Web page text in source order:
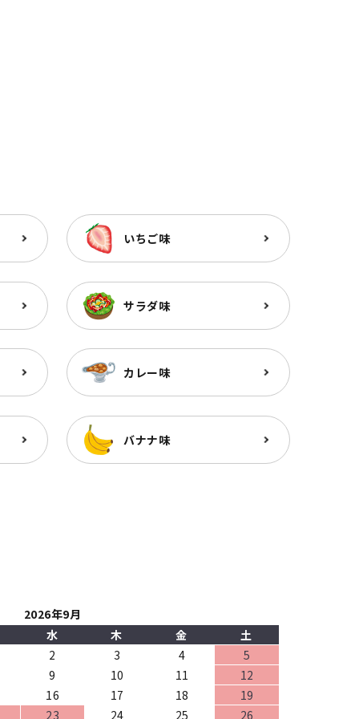
いちご味
サラダ味
カレー味
バナナ味
2026年9月
水 木 金
土
2 3 4
5
9 10 11
12
16 17 18
19
23 24 25 26